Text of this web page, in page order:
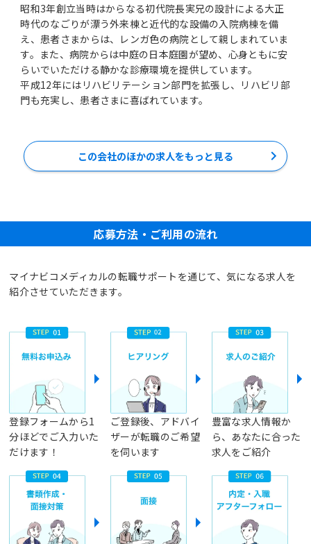
昭和3年創立当時はからなる初代院長実兄の設計による大正
時代のなごりが漂う外来棟と近代的な設備の入院病棟を備
え、患者さまからは、レンガ色の病院として親しまれていま
す。また、病院からは中庭の日本庭園が望め、心身ともに安
らいでいただける静かな診療環境を提供しています。
平成12年にはリハビリテーション部門を拡張し、リハビリ部
門も充実し、患者さまに喜ばれています。
この会社のほかの求人をもっと見る
応募方法・ご利用の流れ
マイナビコメディカルの転職サポートを通じて、気になる求人を
紹介させていただきます。
登録フォームから1
分ほどでご入力いた
だけます！
ご登録後、アドバイ
ザーが転職のご希望
を伺います
豊富な求人情報か
ら、あなたに合った
求人をご紹介